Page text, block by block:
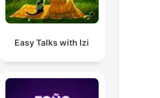
Easy Talks with Izi